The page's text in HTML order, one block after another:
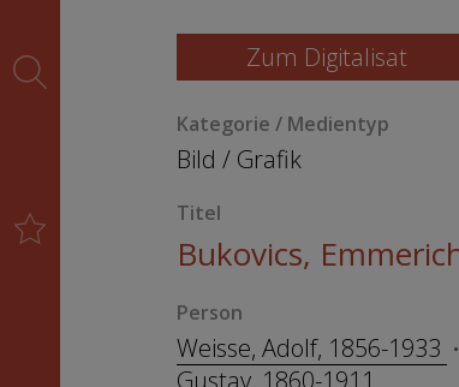
Zum Digitalisat
Kategorie / Medientyp
Bild / Grafik
Titel
Bukovics,
Person
Weisse, Adolf, 1856-1933
Gustav, 1860-1911